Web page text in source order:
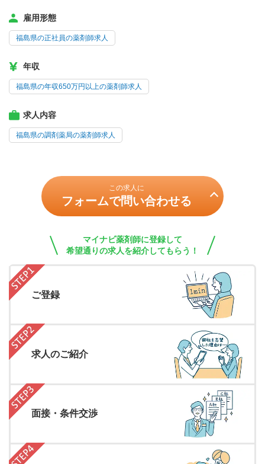
雇用形態
福島県の正社員の薬剤師求人
年収
福島県の年収650万円以上の薬剤師求人
求人内容
福島県の調剤薬局の薬剤師求人
この求人に
フォームで問い合わせる
マイナビ薬剤師に登録して
希望通りの求人を紹介してもらう！
ご登録
求人のご紹介
面接・条件交渉